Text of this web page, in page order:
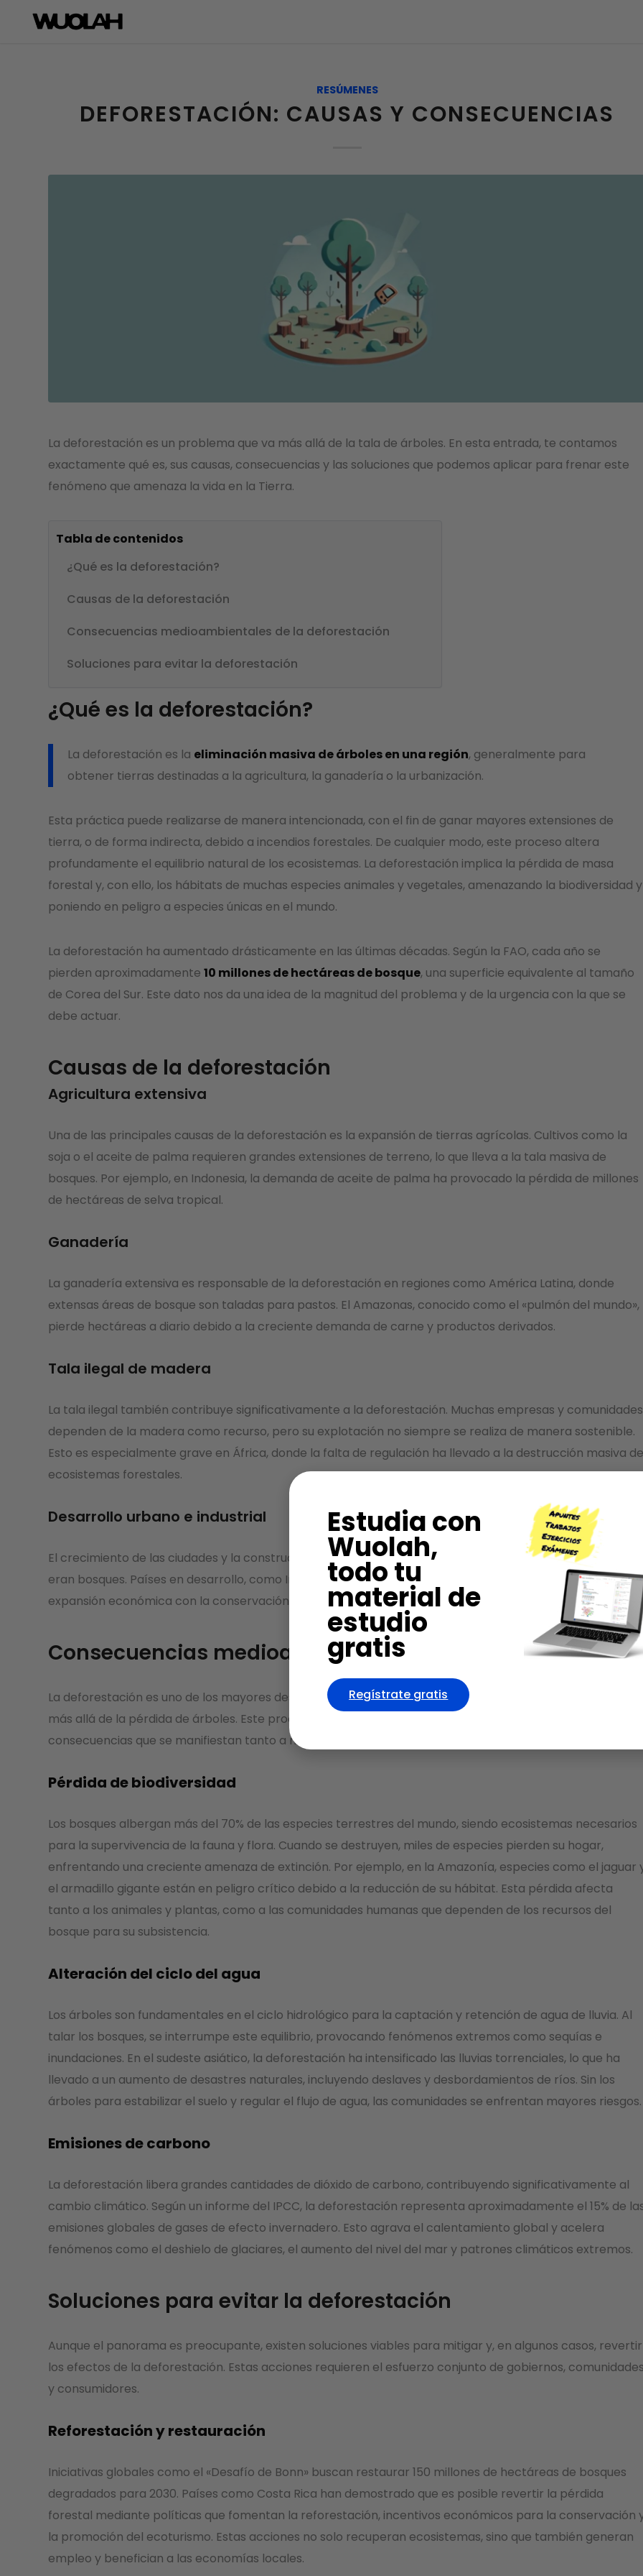
RESÚMENES
DEFORESTACIÓN: CAUSAS Y CONSECUENCIAS
La deforestación es un problema que va más allá de la tala de árboles. En esta entrada, te contamos
exactamente qué es, sus causas, consecuencias y las soluciones que podemos aplicar para frenar este
fenómeno que amenaza la vida en la Tierra.
Tabla de contenidos
¿Qué es la deforestación?
Causas de la deforestación
Consecuencias medioambientales de la deforestación
Soluciones para evitar la deforestación
¿Qué es la deforestación?
La deforestación es la eliminación masiva de árboles en una región, generalmente para
obtener tierras destinadas a la agricultura, la ganadería o la urbanización.
Esta práctica puede realizarse de manera intencionada, con el fin de ganar mayores extensiones de
tierra, o de forma indirecta, debido a incendios forestales. De cualquier modo, este proceso altera
profundamente el equilibrio natural de los ecosistemas. La deforestación implica la pérdida de masa
forestal y, con ello, los hábitats de muchas especies animales y vegetales, amenazando la biodiversidad y
poniendo en peligro a especies únicas en el mundo.
La deforestación ha aumentado drásticamente en las últimas décadas. Según la FAO, cada año se
pierden aproximadamente 10 millones de hectáreas de bosque, una superficie equivalente al tamaño
de Corea del Sur. Este dato nos da una idea de la magnitud del problema y de la urgencia con la que se
debe actuar.
Causas de la deforestación
Agricultura extensiva
Una de las principales causas de la deforestación es la expansión de tierras agrícolas. Cultivos como la
soja o el aceite de palma requieren grandes extensiones de terreno, lo que lleva a la tala masiva de
bosques. Por ejemplo, en Indonesia, la demanda de aceite de palma ha provocado la pérdida de millones
de hectáreas de selva tropical.
Ganadería
La ganadería extensiva es responsable de la deforestación en regiones como América Latina, donde
extensas áreas de bosque son taladas para pastos. El Amazonas, conocido como el «pulmón del mundo»,
pierde hectáreas a diario debido a la creciente demanda de carne y productos derivados.
Tala ilegal de madera
La tala ilegal también contribuye significativamente a la deforestación. Muchas empresas y comunidades
dependen de la madera como recurso, pero su explotación no siempre se realiza de manera sostenible.
Esto es especialmente grave en África, donde la falta de regulación ha llevado a la destrucción masiva de
ecosistemas forestales.
Desarrollo urbano e industrial
El crecimiento de las ciudades y la construcción de infraestructuras también ocupan áreas que antes
eran bosques. Países en desarrollo, como India y Brasil, enfrentan grandes desafíos al equilibrar la
expansión económica con la conservación de sus recursos naturales.
Consecuencias medioambientales de la deforestación
La deforestación es uno de los mayores desafíos ambientales de nuestro tiempo, con impactos que van
más allá de la pérdida de árboles. Este proceso afecta al equilibrio ecológico del planeta, generando
consecuencias que se manifiestan tanto a nivel local como global.
Pérdida de biodiversidad
Los bosques albergan más del 70% de las especies terrestres del mundo, siendo ecosistemas necesarios
para la supervivencia de la fauna y flora. Cuando se destruyen, miles de especies pierden su hogar,
enfrentando una creciente amenaza de extinción. Por ejemplo, en la Amazonía, especies como el jaguar
el armadillo gigante están en peligro crítico debido a la reducción de su hábitat. Esta pérdida afecta
tanto a los animales y plantas, como a las comunidades humanas que dependen de los recursos del
bosque para su subsistencia.
Alteración del ciclo del agua
Los árboles son fundamentales en el ciclo hidrológico para la captación y retención de agua de lluvia. Al
talar los bosques, se interrumpe este equilibrio, provocando fenómenos extremos como sequías e
inundaciones. En el sudeste asiático, la deforestación ha intensificado las lluvias torrenciales, lo que ha
llevado a un aumento de desastres naturales, incluyendo deslaves y desbordamientos de ríos. Sin los
árboles para estabilizar el suelo y regular el flujo de agua, las comunidades se enfrentan mayores riesgos.
Emisiones de carbono
La deforestación libera grandes cantidades de dióxido de carbono, contribuyendo significativamente al
cambio climático. Según un informe del IPCC, la deforestación representa aproximadamente el 15% de
emisiones globales de gases de efecto invernadero. Esto agrava el calentamiento global y acelera
fenómenos como el deshielo de glaciares, el aumento del nivel del mar y patrones climáticos extremos.
Soluciones para evitar la deforestación
Aunque el panorama es preocupante, existen soluciones viables para mitigar y, en algunos casos, revertir
los efectos de la deforestación. Estas acciones requieren el esfuerzo conjunto de gobiernos,
y consumidores.
Reforestación y restauración
Iniciativas globales como el «Desafío de Bonn» buscan restaurar 150 millones de hectáreas de bosques
degradados para 2030. Países como Costa Rica han demostrado que es posible revertir la pérdida
forestal mediante políticas que fomentan la reforestación, incentivos económicos para la conservación
la promoción del ecoturismo. Estas acciones no solo recuperan ecosistemas, sino que también generan
empleo y benefician a las economías locales.
Estudia con
Wuolah,
todo tu
material de
estudio
gratis
Regístrate gratis